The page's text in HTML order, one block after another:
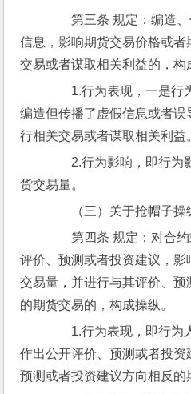
第三条 规定：编造、
信息，影响期货交易价格或
交易或者谋取相关利益的，构
1.行为表现，一是行
编造但传播了虚假信息或者
行相关交易或者谋取相关利益
2.行为影响，即行为
货交易量。
（三）关于抢帽子操
第四条 规定：对合约
评价、预测或者投资建议，
交易量，并进行与其评价、预
的期货交易的，构成操纵。
1.行为表现，即行为
作出公开评价、预测或者投资
预测或者投资建议方向相反的